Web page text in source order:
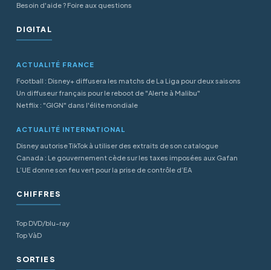
Besoin d'aide ? Foire aux questions
DIGITAL
ACTUALITÉ FRANCE
Football : Disney+ diffusera les matchs de La Liga pour deux saisons
Un diffuseur français pour le reboot de "Alerte à Malibu"
Netflix : "GIGN" dans l'élite mondiale
ACTUALITÉ INTERNATIONAL
Disney autorise TikTok à utiliser des extraits de son catalogue
Canada : Le gouvernement cède sur les taxes imposées aux Gafan
L’UE donne son feu vert pour la prise de contrôle d’EA
CHIFFRES
Top DVD/blu-ray
Top VàD
SORTIES